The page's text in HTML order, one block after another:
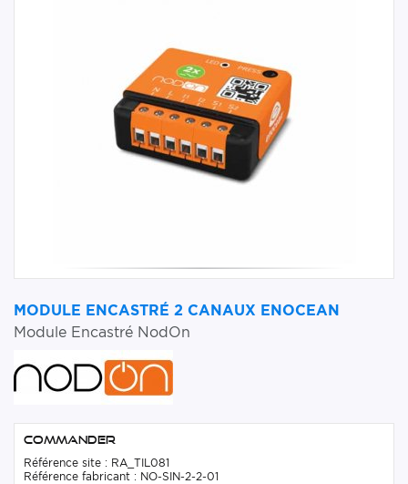
MODULE ENCASTRÉ 2 CANAUX ENOCEAN
Module Encastré NodOn
Commander
Référence site : RA_TIL081
Référence fabricant : NO-SIN-2-2-01